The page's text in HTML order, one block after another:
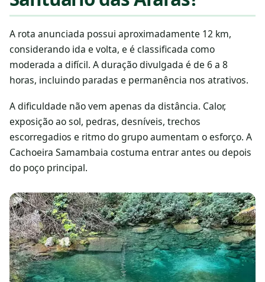
A rota anunciada possui aproximadamente 12 km,
considerando ida e volta, e é classificada como
moderada a difícil. A duração divulgada é de 6 a 8
horas, incluindo paradas e permanência nos atrativos.
A dificuldade não vem apenas da distância. Calor,
exposição ao sol, pedras, desníveis, trechos
escorregadios e ritmo do grupo aumentam o esforço. A
Cachoeira Samambaia costuma entrar antes ou depois
do poço principal.